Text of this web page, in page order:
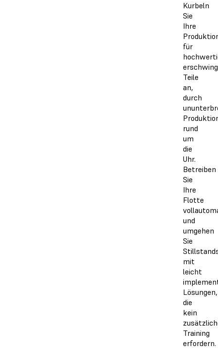
Kurbeln
Sie
Ihre
für
Teile
an,
durch
rund
um
die
Uhr.
Betreiben
Sie
Ihre
Flotte
und
umgehen
Sie
mit
leicht
Lösungen,
die
kein
Training
erfordern.